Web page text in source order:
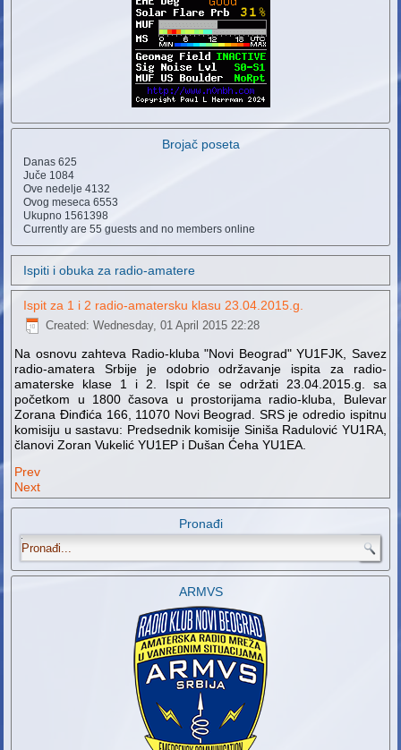
Brojač poseta
Danas625
Juče 1084
Ove nedelje4132
Ovog meseca6553
Ukupno 1561398
Currently are 55 guests and no members online
Ispiti i obuka za radio-amatere
Ispit za 1 i 2 radio-amatersku klasu 23.04.2015.g.
Created: Wednesday, 01 April 2015 22:28
Na osnovu zahteva Radio-kluba "Novi Beograd" YU1FJK, Savez
radio-amatera Srbije je odobrio održavanje ispita za radio-
amaterske klase 1 i 2. Ispit će se održati 23.04.2015.g. sa
početkom u 1800 časova u prostorijama radio-kluba, Bulevar
Zorana Đinđića 166, 11070 Novi Beograd. SRS je odredio ispitnu
komisiju u sastavu: Predsednik komisije Siniša Radulović YU1RA,
članovi Zoran Vukelić YU1EP i Dušan Ćeha YU1EA.
Prev
Next
Pronađi
.
ARMVS